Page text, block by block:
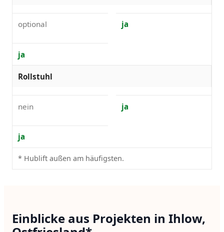
optional ja
ja
Rollstuhl
nein ja
ja
* Hublift außen am häufigsten.
Einblicke aus Projekten in Ihlow,